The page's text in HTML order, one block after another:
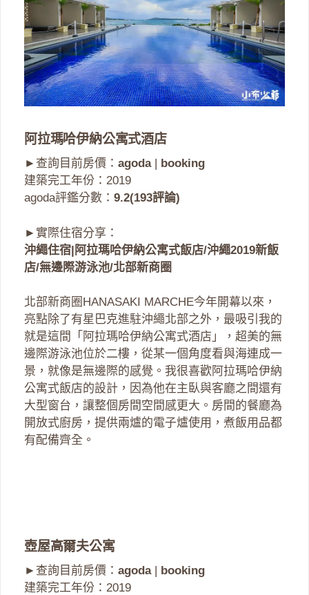
阿拉瑪哈伊納公寓式酒店
►查詢目前房價： agoda|
booking
建築完工年份：2019
agoda評鑑分數： 9.2(193評論)
►實際住宿分享：
沖繩住宿|阿拉瑪哈伊納公寓式飯店/沖繩2019新飯
店/無邊際游泳池/北部新商圈
北部新商圈HANASAKI MARCHE今年開幕以來，
亮點除了有星巴克進駐沖繩北部之外，最吸引我的
就是這間「阿拉瑪哈伊納公寓式酒店」，超美的無
邊際游泳池位於二樓，從某一個角度看與海連成一
景，就像是無邊際的感覺。我很喜歡阿拉瑪哈伊納
公寓式飯店的設計，因為他在主臥與客廳之間還有
大型窗台，讓整個房間空間感更大。房間的餐廳為
開放式廚房，提供兩爐的電子爐使用，煮飯用品都
有配備齊全。
壺屋高爾夫公寓
►查詢目前房價： agoda|
booking
建築完工年份：2019